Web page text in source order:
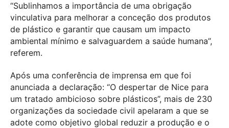
“Sublinhamos a importância de uma obrigação
vinculativa para melhorar a conceção dos produtos
de plástico e garantir que causam um impacto
ambiental mínimo e salvaguardem a saúde humana”,
referem.
Após uma conferência de imprensa em que foi
anunciada a declaração: “O despertar de Nice para
um tratado ambicioso sobre plásticos”, mais de 230
organizações da sociedade civil apelaram a que se
adote como objetivo global reduzir a produção e o